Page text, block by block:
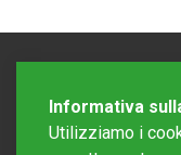
Informativa
Utilizziamo i